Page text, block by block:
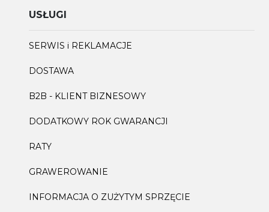
USŁUGI
SERWIS i REKLAMACJE
DOSTAWA
B2B - KLIENT BIZNESOWY
DODATKOWY ROK GWARANCJI
RATY
GRAWEROWANIE
INFORMACJA O ZUŻYTYM SPRZĘCIE